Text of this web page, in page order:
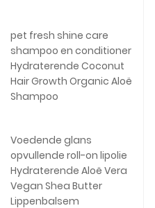
pet fresh shine care
shampoo en conditioner
Hydraterende Coconut
Hair Growth Organic Aloë
Shampoo
Voedende glans
opvullende roll-on lipolie
Hydraterende Aloë Vera
Vegan Shea Butter
Lippenbalsem